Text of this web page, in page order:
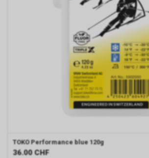
TOKO Performance blue 120g
36.00 CHF